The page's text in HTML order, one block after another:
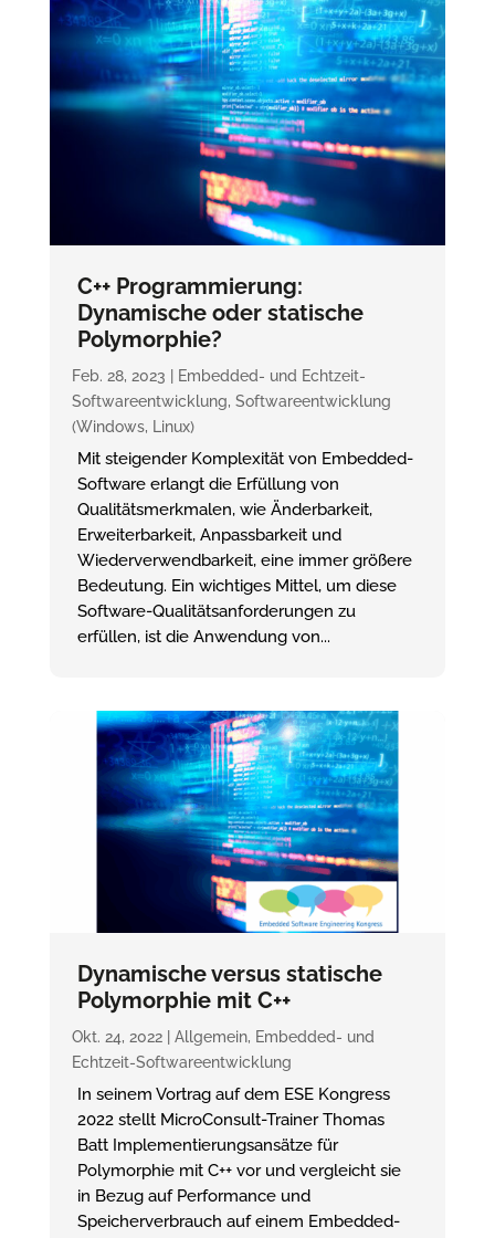
C++ Programmierung:
Dynamische oder statische
Polymorphie?
Feb. 28, 2023
Embedded- und Echtzeit-
Softwareentwicklung, Softwareentwicklung
(Windows, Linux)
Mit steigender Komplexität von Embedded-
Software erlangt die Erfüllung von
Qualitätsmerkmalen, wie Änderbarkeit,
Erweiterbarkeit, Anpassbarkeit und
Wiederverwendbarkeit, eine immer größere
Bedeutung. Ein wichtiges Mittel, um diese
Software-Qualitätsanforderungen zu
erfüllen, ist die Anwendung von...
Dynamische versus statische
Polymorphie mit C++
Okt. 24, 2022| Allgemein, Embedded- und
Echtzeit-Softwareentwicklung
In seinem Vortrag auf dem ESE Kongress
2022 stellt MicroConsult-Trainer Thomas
Batt Implementierungsansätze für
Polymorphie mit C++ vor und vergleicht sie
in Bezug auf Performance und
Speicherverbrauch auf einem Embedded-